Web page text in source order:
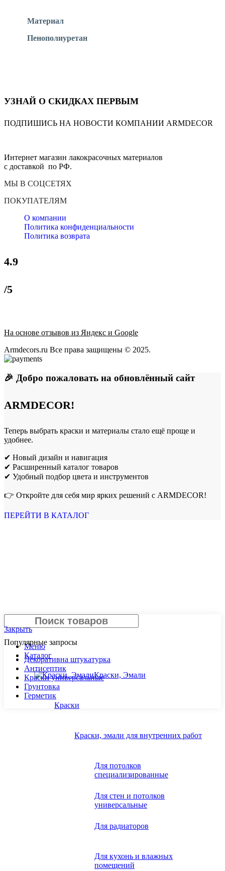
Материал
Пенополиуретан
УЗНАЙ О СКИДКАХ ПЕРВЫМ
ПОДПИШИСЬ НА НОВОСТИ КОМПАНИИ ARMDECOR
Интернет магазин лакокрасочных материалов
с доставкой по РФ.
МЫ В СОЦСЕТЯХ
ПОКУПАТЕЛЯМ
О компании
Политика конфиденциальности
Политика возврата
4.9
/5
На основе отзывов из Яндекс и Google
Armdecors.ru Все права защищены © 2025. ​
🎉 Добро пожаловать на обновлённый сайт
ARMDECOR!
Теперь выбрать краски и материалы стало ещё проще и
удобнее.
✔ Новый дизайн и навигация
✔ Расширенный каталог товаров
✔ Удобный подбор цвета и инструментов
👉 Откройте для себя мир ярких решений с ARMDECOR!
ПЕРЕЙТИ В КАТАЛОГ
Популярные запросы
Декоративна штукатурка
Антисептик
Краски универсальные
Грунтовка
Герметик
Поиск
Закрыть
Меню
Каталог
Краски, Эмали
Краски
Краски, эмали для внутренних работ
Для потолков
специализированные
Для стен и потолков
универсальные
Для радиаторов
Для кухонь и влажных
помещений